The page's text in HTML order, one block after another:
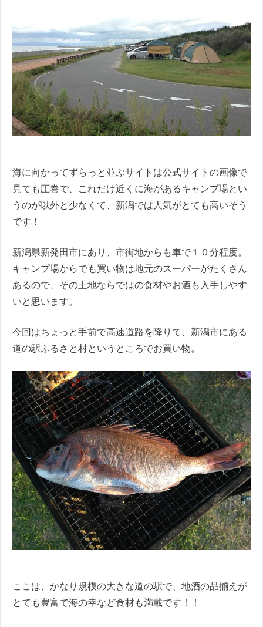
海に向かってずらっと並ぶサイトは公式サイトの画像で
見ても圧巻で、これだけ近くに海があるキャンプ場とい
うのが以外と少なくて、新潟では人気がとても高いそう
です！
新潟県新発田市にあり、市街地からも車で１０分程度。
キャンプ場からでも買い物は地元のスーパーがたくさん
あるので、その土地ならではの食材やお酒も入手しやす
いと思います。
今回はちょっと手前で高速道路を降りて、新潟市にある
道の駅ふるさと村というところでお買い物。
ここは、かなり規模の大きな道の駅で、地酒の品揃えが
とても豊富で海の幸など食材も満載です！！